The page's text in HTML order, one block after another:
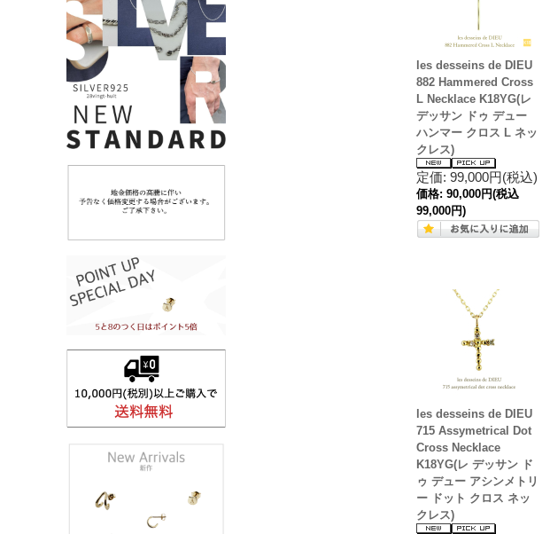
les desseins de DIEU
882 Hammered Cross
L Necklace K18YG(レ
デッサン ドゥ デュー
ハンマー クロス L ネッ
クレス)
定価: 99,000円(税込)
価格: 90,000円(税込
99,000円)
les desseins de DIEU
715 Assymetrical Dot
Cross Necklace
K18YG(レ デッサン ド
ゥ デュー アシンメトリ
ー ドット クロス ネッ
クレス)